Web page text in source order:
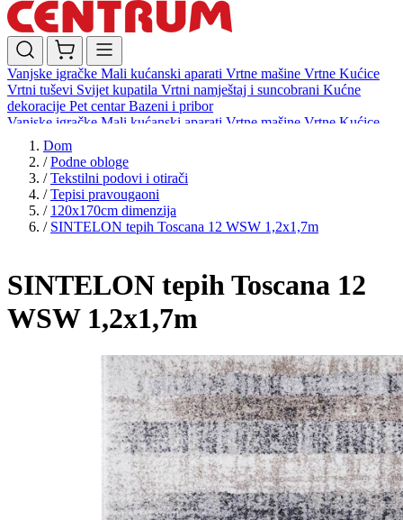
Vanjske igračke Mali kućanski aparati Vrtne mašine Vrtne Kućice
Vrtni tuševi Svijet kupatila Vrtni namještaj i suncobrani Kućne
dekoracije Pet centarBazeni i pribor
Vanjske igračke Mali kućanski aparati Vrtne mašine Vrtne Kućice
Vrtni tuševi
dekoracijePet centar
Dom
/ Podne obloge
/ Tekstilni podovi i otirači
/ Tepisi pravougaoni
/ 120x170cm dimenzija
/ SINTELON tepih Toscana 12 WSW 1,2x1,7m
SINTELON tepih Toscana 12
WSW 1,2x1,7m